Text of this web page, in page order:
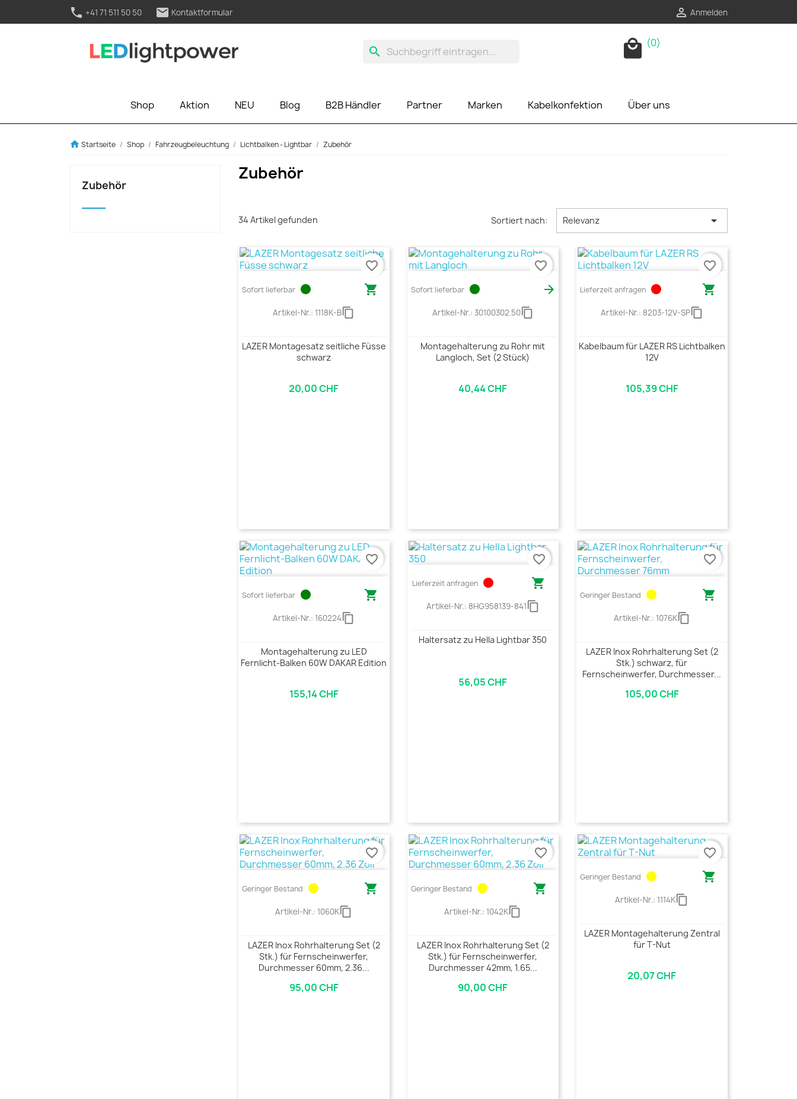
phone +41 71 511 50 50 mail Kontaktformular  Anmelden
search local_mall (0)
Shop Aktion NEU Blog B2B Händler Partner Marken Kabelkonfektion Über uns
home Startseite Shop Fahrzeugbeleuchtung Lichtbalken - Lightbar Zubehör
Zubehör
Zubehör
34 Artikel gefunden Sortiert nach: Relevanz 
Sofort lieferbar circle 
Artikel-Nr.:1118K-Bcontent_copy
LAZER Montagesatz seitliche Füsse
schwarz
20,00 CHF
favorite_border
Sofort lieferbar circle 
Artikel-Nr.: 30100302.50content_copy
Montagehalterung zu Rohr mit
Langloch, Set (2 Stück)
40,44 CHF
favorite_border
Lieferzeit anfragen circle 
Artikel-Nr.: 8203-12V-SPcontent_copy
Kabelbaum für LAZER RS Lichtbalken
12V
105,39 CHF
favorite_border
Sofort lieferbar circle 
Artikel-Nr.:160224content_copy
Montagehalterung zu LED
Fernlicht-Balken 60W DAKAR Edition
155,14 CHF
favorite_border
Lieferzeit anfragen circle 
Artikel-Nr.: 8HG958139-841content_copy
Haltersatz zu Hella Lightbar 350
56,05 CHF
favorite_border
Geringer Bestand circle 
Artikel-Nr.: 1076Kcontent_copy
LAZER Inox Rohrhalterung Set (2
Stk.) schwarz, für
Fernscheinwerfer, Durchmesser...
105,00 CHF
favorite_border
Geringer Bestand circle 
Artikel-Nr.:1060Kcontent_copy
LAZER Inox Rohrhalterung Set (2
Stk.) für Fernscheinwerfer,
Durchmesser 60mm, 2.36...
95,00 CHF
favorite_border
Geringer Bestand circle 
Artikel-Nr.:1042Kcontent_copy
LAZER Inox Rohrhalterung Set (2
Stk.) für Fernscheinwerfer,
Durchmesser 42mm, 1.65...
90,00 CHF
favorite_border
Geringer Bestand circle 
Artikel-Nr.:1114Kcontent_copy
LAZER Montagehalterung Zentral
für T-Nut
20,07 CHF
favorite_border